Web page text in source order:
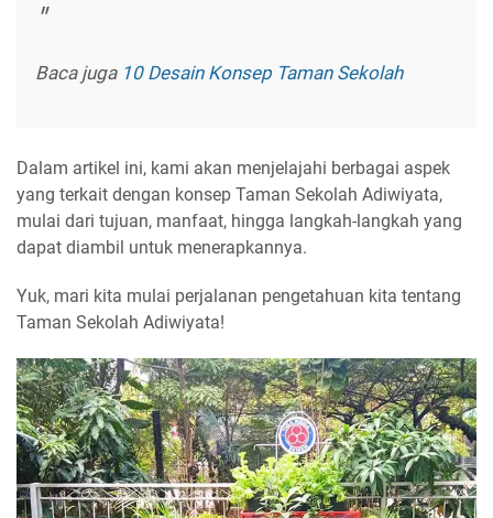
Baca juga 10 Desain Konsep Taman Sekolah
Dalam artikel ini, kami akan menjelajahi berbagai aspek
yang terkait dengan konsep Taman Sekolah Adiwiyata,
mulai dari tujuan, manfaat, hingga langkah-langkah yang
dapat diambil untuk menerapkannya.
Yuk, mari kita mulai perjalanan pengetahuan kita tentang
Taman Sekolah Adiwiyata!